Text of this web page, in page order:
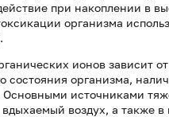
при накоплении в
организма
ионов зависит
состояния организма,
Основными источниками
воздух, а также